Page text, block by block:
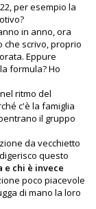
per esempio la
in anno, ora
che scrivo, proprio
Eppure
formula? Ho
ritmo del
c'è la famiglia
il gruppo
da vecchietto
questo
e chi è invece
poco piacevole
di mano la loro